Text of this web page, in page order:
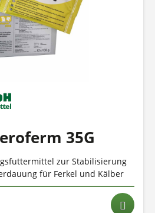
35G
zur Stabilisierung
für Ferkel und Kälber